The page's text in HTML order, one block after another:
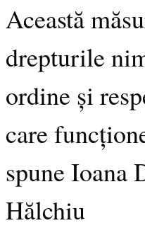
Această
drepturile
ordine și
care
spune Ioana
Hălchiu